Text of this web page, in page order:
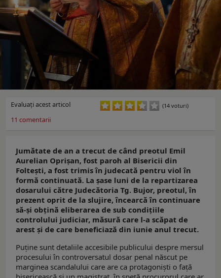
Evaluaţi acest articol (14 voturi)
11 comentarii
Jumătate de an a trecut de când preotul Emil
Aurelian Oprișan, fost paroh al Bisericii din
Foltești, a fost trimis în judecată pentru viol în
formă continuată. La șase luni de la repartizarea
dosarului către Judecătoria Tg. Bujor, preotul, în
prezent oprit de la slujire, încearcă în continuare
să-și obțină eliberarea de sub condițiile
controlului judiciar, măsură care l-a scăpat de
arest și de care beneficiază din iunie anul trecut.
Puține sunt detaliile accesibile publicului despre mersul
procesului în controversatul dosar penal născut pe
marginea scandalului care are ca protagoniști o față